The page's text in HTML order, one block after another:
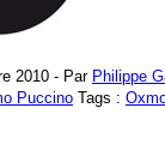
2010 - Par Philippe
Puccino Tags :